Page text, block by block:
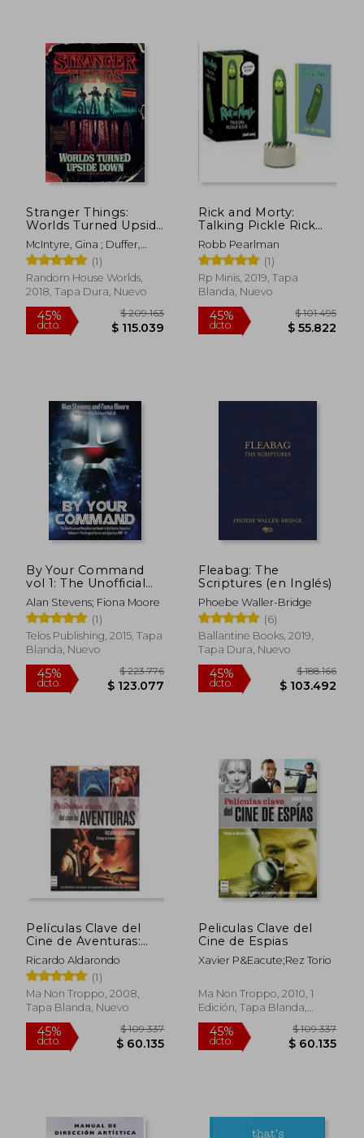
45%
dcto.
$ 153.373
$ 84.355
Stranger Things:
Worlds Turned Upside
Down: The Official
Behind-The-Scenes
Companion (en
Inglés)
McIntyre, Gina ; Duffer,
Matt ; Duffer, Ross
(1)
Random House Worlds,
2018, Tapa Dura, Nuevo
45%
dcto. $ 115.039
Rick and Morty:
Talking Pickle Rick
(en Inglés)
Robb Pearlman
(1)
Rp Minis, 2019, Tapa
Blanda, Nuevo
45%
dcto.
By Your Command
vol 1: The Unofficial
and Unauthorised
Guide to Battlestar
Galactica: Original
Series and Galactica
(en Inglés)
Alan Stevens; Fiona Moore
(1)
Telos Publishing, 2015, Tapa
Blanda, Nuevo
Fleabag: The
Scriptures (en Inglés)
Phoebe Waller-Bridge
(6)
Ballantine Books, 2019,
Tapa Dura, Nuevo
Películas Clave del
Cine de Aventuras:
Los Directores,Los
Actores,Los
Argumentosy las
Anécdotasmás
Interesantes. (Cine -
Ricardo Aldarondo
(1)
Ma Non Troppo, 2008,
Tapa Blanda, Nuevo
Peliculas Clave del
Cine de Espias
Xavier P&Eacute;Rez Torio
Ma Non Troppo, 2010, 1
Edición, Tapa Blanda,
Nuevo